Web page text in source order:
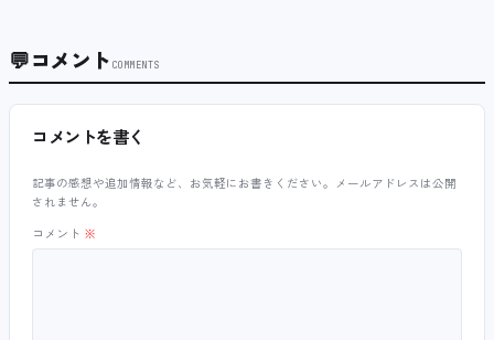
💬コメント COMMENTS
コメントを書く
記事の感想や追加情報など、お気軽にお書きください。メールアドレスは公開
されません。
コメント ※